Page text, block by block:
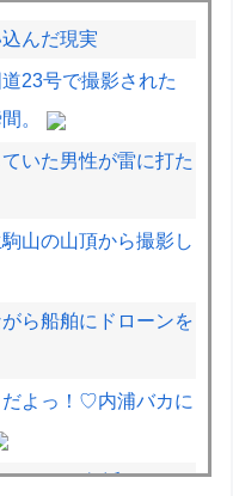
んだ現実
23号で撮影された
。
いた男性が雷に打た
山の山頂から撮影し
ら船舶にドローンを
よっ！♡内浦バカに
ーサーは何派？」